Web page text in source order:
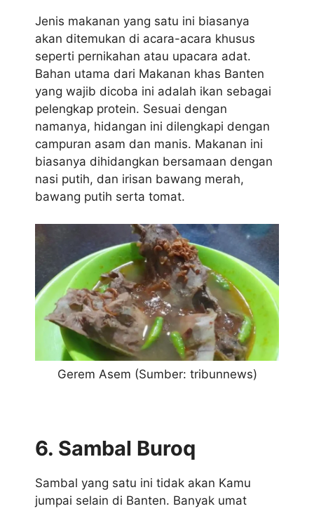
Jenis makanan yang satu ini biasanya
akan ditemukan di acara-acara khusus
seperti pernikahan atau upacara adat.
Bahan utama dari Makanan khas Banten
yang wajib dicoba ini adalah ikan sebagai
pelengkap protein. Sesuai dengan
namanya, hidangan ini dilengkapi dengan
campuran asam dan manis. Makanan ini
biasanya dihidangkan bersamaan dengan
nasi putih, dan irisan bawang merah,
bawang putih serta tomat.
Gerem Asem (Sumber: tribunnews)
6. Sambal Buroq
Sambal yang satu ini tidak akan Kamu
jumpai selain di Banten. Banyak umat